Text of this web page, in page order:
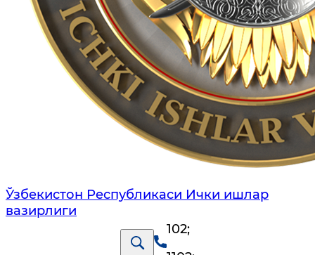
Ўзбекистон Республикаси Ички ишлар
вазирлиги
102;